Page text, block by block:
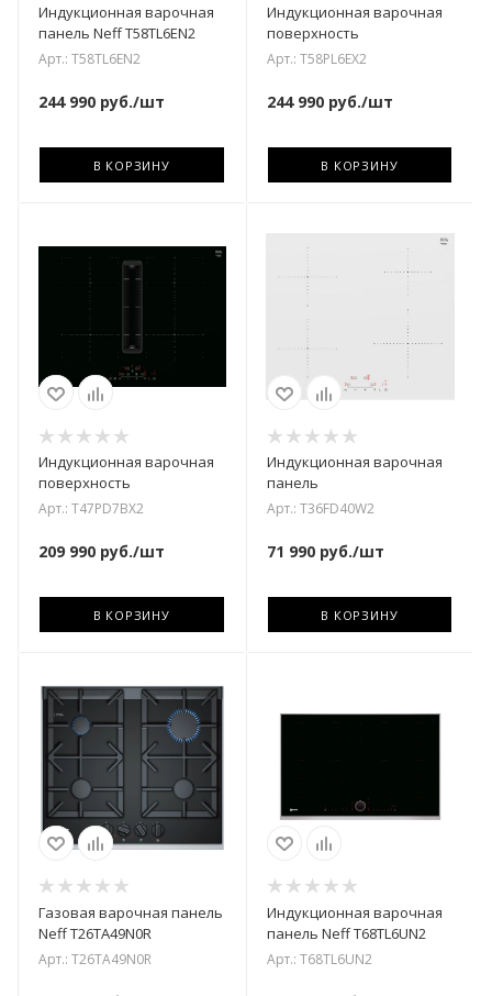
Индукционная варочная
панель Neff T58TL6EN2
Арт.: T58TL6EN2
244 990 руб./шт
В КОРЗИНУ
Индукционная варочная
поверхность
Арт.: T58PL6EX2
244 990руб./шт
В КОРЗИНУ
Индукционная варочная
поверхность
Арт.: T47PD7BX2
209 990 руб./шт
В КОРЗИНУ
Индукционная варочная
панель
Арт.: T36FD40W2
71 990руб./шт
В КОРЗИНУ
Газовая варочная панель
Neff T26TA49N0R
Арт.: T26TA49N0R
Индукционная варочная
панель Neff T68TL6UN2
Арт.: T68TL6UN2